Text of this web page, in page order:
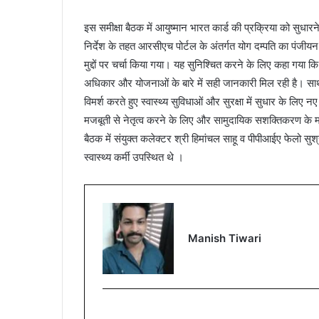
इस समीक्षा बैठक में आयुष्मान भारत कार्ड की प्रक्रिया को
निर्देश के तहत आरसीएच पोर्टल के अंतर्गत योग दम्पति का
मुद्दों पर चर्चा किया गया। यह सुनिश्चित करने के लिए कहा
अधिकार और योजनाओं के बारे में सही जानकारी मिल रही है।
विमर्श करते हुए स्वास्थ्य सुविधाओं और सुरक्षा में सुधार के लिए
मजबूती से नेतृत्व करने के लिए और सामुदायिक सशक्तिकरण के
बैठक में संयुक्त कलेक्टर श्री हिमांचल साहू व पीपीआईए फेलो
स्वास्थ्य कर्मी उपस्थित थे ।
Manish Tiwari